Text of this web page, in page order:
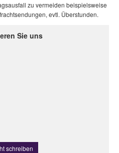
zu vermeiden beispielsweise
evtl. Überstunden.
Sie uns
schreiben